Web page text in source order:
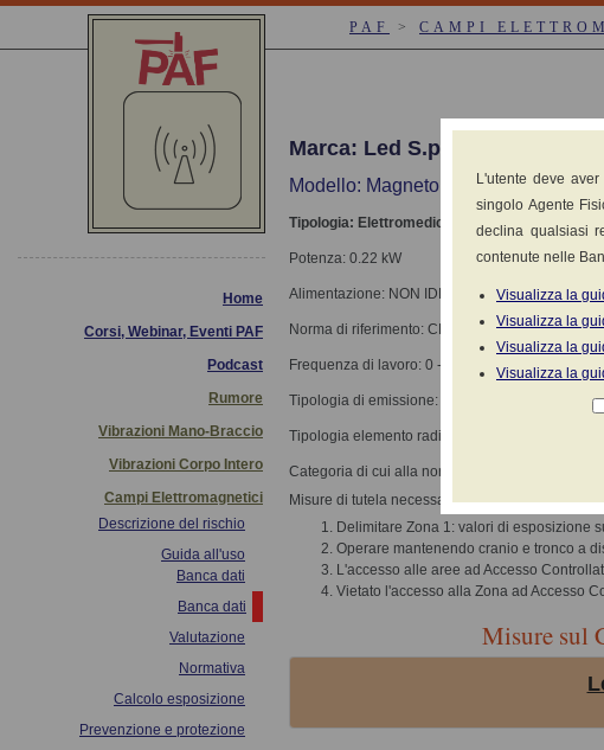
PAF > CAMPI
Home
Corsi, Webinar, Eventi PAF
Podcast
Rumore
Vibrazioni Mano-Braccio
Vibrazioni Corpo Intero
Campi Elettromagnetici
Descrizione del rischio
Guida all'uso
Banca dati
Banca dati
Valutazione
Normativa
Calcolo esposizione
Prevenzione e protezione
Marca: Led S.p.A. Aprilia (LT)
Modello: Magnetomed
Tipologia: Elettromedicali: magnetoterapia
Potenza: 0.22 kW
Alimentazione: NON IDENTIFICATA
Norma di riferimento: CEI EN 60601-1
Frequenza di lavoro: 0 - 1000 Hz
Tipologia di emissione: Pulsata
Tipologia elemento radiante: Induttivo
Categoria di cui alla norma 12198-1-12009:
Misure di tutela necessarie:
Delimitare Zona 1: valori di esposizione
Operare mantenendo cranio e tronco a
L'accesso alle aree ad Accesso
Vietato l'accesso alla Zona ad Accesso
Misure sul
L'utente deve
singolo Agente
declina qualsiasi
contenute nelle
Visualizza la
Visualizza la
Visualizza la
Visualizza la